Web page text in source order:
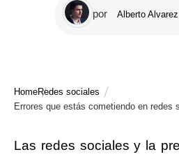
por Alberto Alvarez
HomeRedes sociales
Errores que estás cometiendo en redes
Las redes sociales y la